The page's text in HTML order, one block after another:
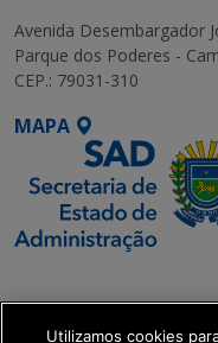
Avenida Desembargador
Parque dos Poderes -
CEP.: 79031-310
MAPA
Executiva de
Utilizamos cookies